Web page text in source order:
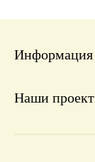
Информация
Наши